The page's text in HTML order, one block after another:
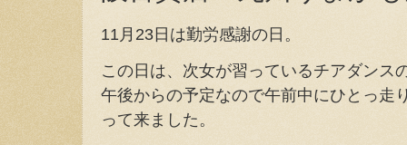
11月23日は勤労感謝の日。
この日は、次女が習っているチアダンス
午後からの予定なので午前中にひとっ走
って来ました。